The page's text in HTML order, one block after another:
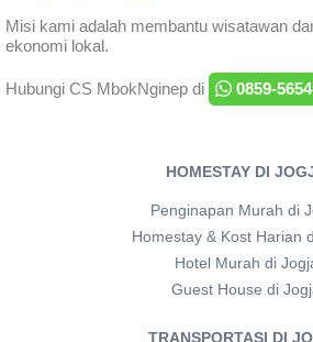
Misi kami adalah membantu wisatawan
ekonomi lokal.
Hubungi CS MbokNginep di 0859-
HOMESTAY DI
Penginapan Murah di
Homestay & Kost Harian
Hotel Murah di
Guest House di
TRANSPORTASI DI